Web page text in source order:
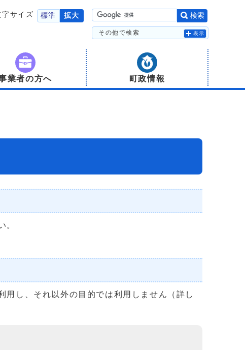
字サイズ 標準 拡大 検索
その他で検索 表示
業者の方へ 町政情報
。
し、それ以外の目的では利用しません（詳し